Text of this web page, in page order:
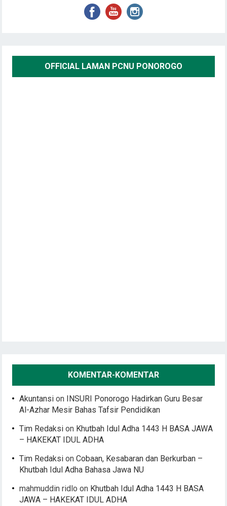
OFFICIAL LAMAN PCNU PONOROGO
KOMENTAR-KOMENTAR
Akuntansi on
INSURI Ponorogo Hadirkan Guru Besar
Al-Azhar Mesir Bahas Tafsir Pendidikan
Tim Redaksi on Khutbah Idul Adha 1443 H BASA JAWA
– HAKEKAT IDUL ADHA
Tim Redaksi onCobaan, Kesabaran dan Berkurban –
Khutbah Idul Adha Bahasa Jawa NU
mahmuddin ridlo on Khutbah Idul Adha 1443 H BASA
JAWA – HAKEKAT IDUL ADHA